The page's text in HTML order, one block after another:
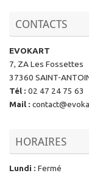
CONTACTS
EVOKART
7, ZA Les Fossettes
37360 SAINT-
Tél : 02 47 24 75 63
Mail :
HORAIRES
Lundi : Fermé